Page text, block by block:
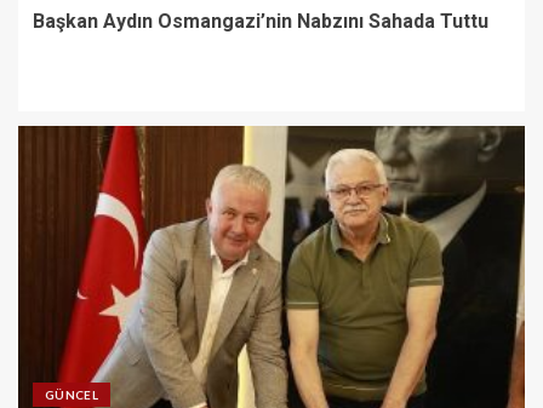
Başkan Aydın Osmangazi’nin Nabzını Sahada Tuttu
GÜNCEL